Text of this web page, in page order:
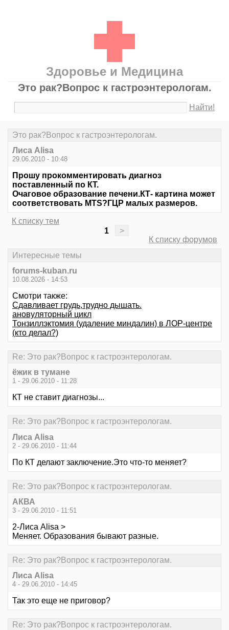
Здоровье и Медицина
Это рак?Вопрос к гастроэнтерологам.
Найти!
Это рак?Вопрос к гастроэнтерологам.
Лиса Alisa
29.06.2010 - 10:48
Прошу прокомментировать диагноз
поставленный по КТ.
Очаговое образование печени.КТ- картина может
соответствовать MTS?ГЦР малых размеров.
К списку тем
1
>
К списку форумов
Интересные темы
forums-kuban.ru
10.08.2026 - 14:53
Смотри также:
Сдавливает грудь,трудно дышать.
ановуляторный цикл
Тонзиллэктомия (удаление миндалин) в ЛОР-центре
(кто делал?)
Re: Это рак?Вопрос к гастроэнтерологам.
ёжик в тумане
1 - 29.06.2010 - 11:28
КТ не ставит диагнозы...
Re: Это рак?Вопрос к гастроэнтерологам.
Лиса Alisa
2 - 29.06.2010 - 11:44
По КТ делают заключение.Это что-то меняет?
Re: Это рак?Вопрос к гастроэнтерологам.
АКВА
3 - 29.06.2010 - 11:51
2-Лиса Alisa >
Меняет. Образования бывают разные.
Re: Это рак?Вопрос к гастроэнтерологам.
Лиса Alisa
4 - 29.06.2010 - 14:45
Так это еще не приговор?
Re: Это рак?Вопрос к гастроэнтерологам.